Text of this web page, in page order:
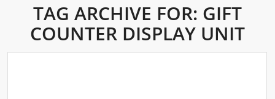
TAG ARCHIVE FOR: GIFT
COUNTER DISPLAY UNIT